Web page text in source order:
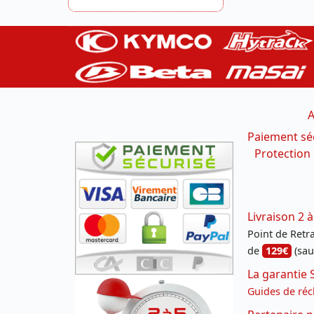
Paiement
Protection
Livraison 2
Point de
de 129€
La garantie
Guides de